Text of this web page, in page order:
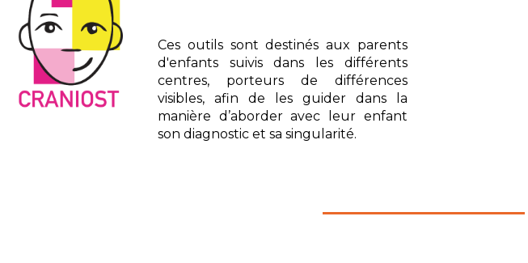
Ces outils sont destinés aux parents
d'enfants suivis dans les différents
centres, porteurs de différences
visibles, afin de les guider dans la
manière d’aborder avec leur enfant
son diagnostic et sa singularité.